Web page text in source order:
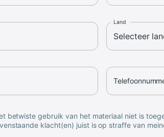
Land
betwiste gebruik van het materiaal niet is
klacht(en) juist is op straffe van